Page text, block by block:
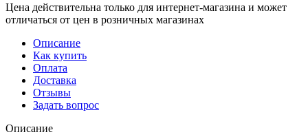
Цена действительна только для интернет-магазина и может
отличаться от цен в розничных магазинах
Описание
Как купить
Оплата
Доставка
Отзывы
Задать вопрос
Описание